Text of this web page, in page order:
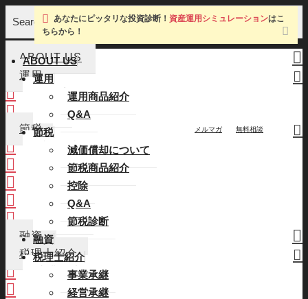
Search
ABOUT US
運用
運用商品紹介
Q&A
節税
減価償却について
節税商品紹介
控除
Q&A
節税診断
融資
税理士紹介
事業承継
経営承継
メルマガ 無料相談
あなたにピッタリな投資診断！資産運用シミュレーションはこ
ちらから！
ABOUT US
運用
運用商品紹介
Q&A
節税
減価償却について
節税商品紹介
控除
Q&A
節税診断
融資
税理士紹介
事業承継
経営承継